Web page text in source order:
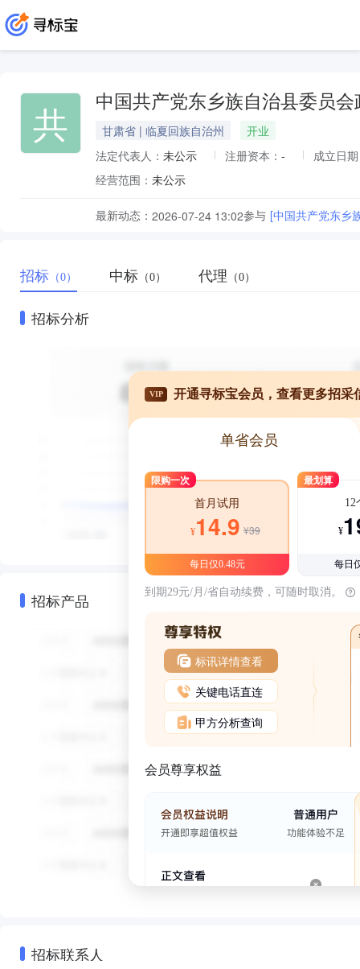
共 中国共产党东乡族自治县委员
甘肃省 | 临夏回族自治州
开业
法定代表人： 未公示 注册资本： -
成立日
经营范围： 未公示
最新动态： 2026-07-24 13:02参与 [中国共产党东乡
招标 （0） 中标 （0） 代理 （0）
招标分析
招标产品
VIP 开通寻标宝会员，查看更多招采
单省会员
限购一次
首月试用
¥14.9 ¥39
每日仅0.48元
最划算
12
¥
每日
到期29元/月/省自动续费，可随时取消。
标讯详情查看
关键电话直连
甲方分析查询
会员尊享权益
招标联系人